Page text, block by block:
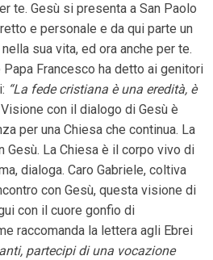
te. Gesù si presenta a San Paolo
e personale e da qui parte un
sua vita, ed ora anche per te.
Papa Francesco ha detto ai genitori
“La fede cristiana è una eredità, è
con il dialogo di Gesù è
per una Chiesa che continua. La
Gesù. La Chiesa è il corpo vivo di
dialoga. Caro Gabriele, coltiva
con Gesù, questa visione di
con il cuore gonfio di
raccomanda la lettera agli Ebrei
partecipi di una vocazione